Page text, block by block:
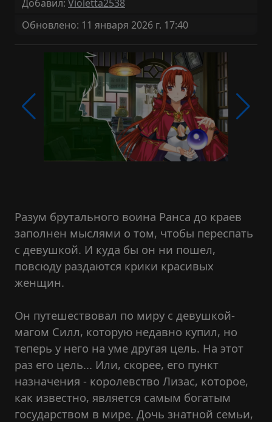
Добавил: Violetta2538
Обновлено: 11 января 2026 г. 17:40
Разум брутального воина Ранса до краев
заполнен мыслями о том, чтобы переспать
с девушкой. И куда бы он ни пошел,
повсюду раздаются крики красивых
женщин.
Он путешествовал по миру с девушкой-
магом Силл, которую недавно купил, но
теперь у него на уме другая цель. На этот
раз его цель... Или, скорее, его пункт
назначения - королевство Лизас, которое,
как известно, является самым богатым
государством в мире. Дочь знатной семьи,